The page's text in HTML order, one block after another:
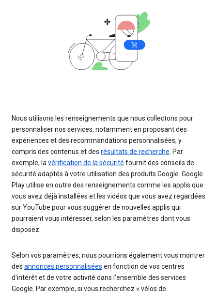
Nous utilisons les renseignements que nous collectons pour
personnaliser nos services, notamment en proposant des
expériences et des recommandations personnalisées, y
compris des contenus et des résultats de recherche . Par
exemple, la vérification de la sécurité fournit des conseils de
sécurité adaptés à votre utilisation des produits Google. Google
Play utilise en outre des renseignements comme les applis que
vous avez déjà installées et les vidéos que vous avez regardées
sur YouTube pour vous suggérer de nouvelles applis qui
pourraient vous intéresser, selon les paramètres dont vous
disposez.
Selon vos paramètres, nous pourrions également vous montrer
des annonces personnalisées en fonction de vos centres
d'intérêt et de votre activité dans l'ensemble des services
Google. Par exemple, si vous recherchez « vélos de